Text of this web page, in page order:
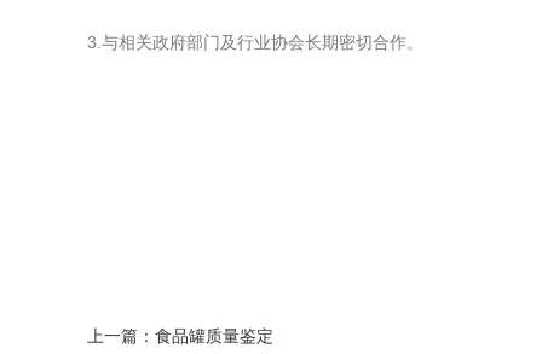
3.与相关政府部门及行业协会长期密切合作。
上一篇： 食品罐质量鉴定